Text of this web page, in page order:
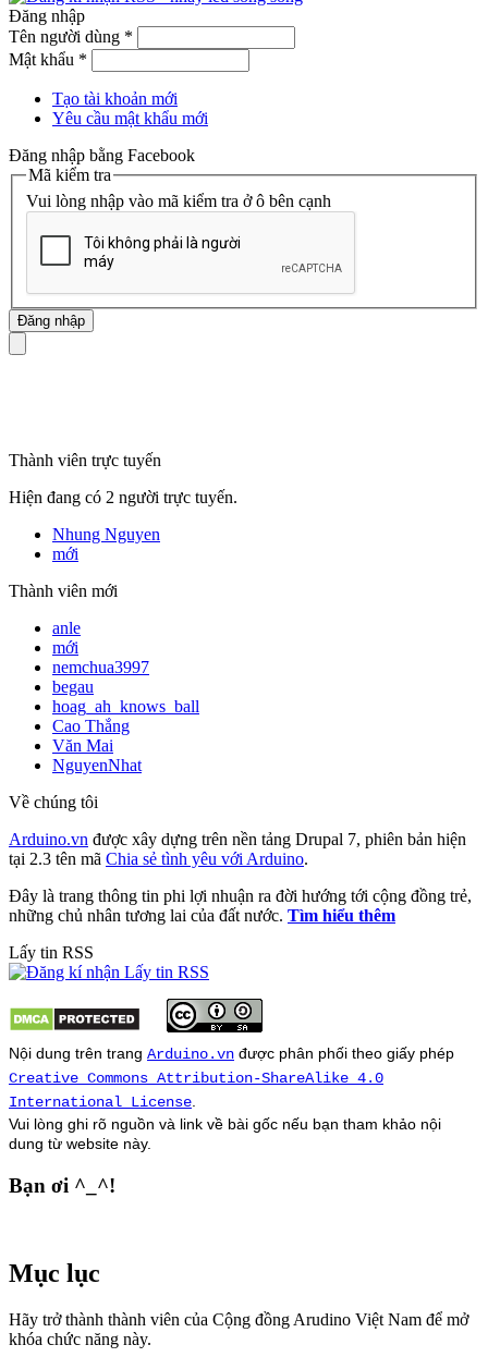
Đăng nhập
Tên người dùng *
Mật khẩu *
Tạo tài khoản mới
Yêu cầu mật khẩu mới
Đăng nhập bằng Facebook
Mã kiểm tra
Vui lòng nhập vào mã kiểm tra ở ô bên cạnh
Thành viên trực tuyến
Hiện đang có 2 người trực tuyến.
Nhung Nguyen
mới
Thành viên mới
anle
mới
nemchua3997
begau
hoag_ah_knows_ball
Cao Thắng
Văn Mai
NguyenNhat
Về chúng tôi
Arduino.vn được xây dựng trên nền tảng Drupal 7, phiên bản hiện
tại 2.3 tên mã Chia sẻ tình yêu với Arduino.
Đây là trang thông tin phi lợi nhuận ra đời hướng tới cộng đồng trẻ,
những chủ nhân tương lai của đất nước. Tìm hiểu thêm
Lấy tin RSS
Nội dung trên trang Arduino.vn được phân phối theo giấy phép
Creative Commons Attribution-ShareAlike 4.0
International License
Vui lòng ghi rõ nguồn và link về bài gốc nếu bạn tham khảo nội
dung từ website này.
Bạn ơi ^_^!
Mục lục
Hãy trở thành thành viên của Cộng đồng Arudino Việt Nam để mở
khóa chức năng này.